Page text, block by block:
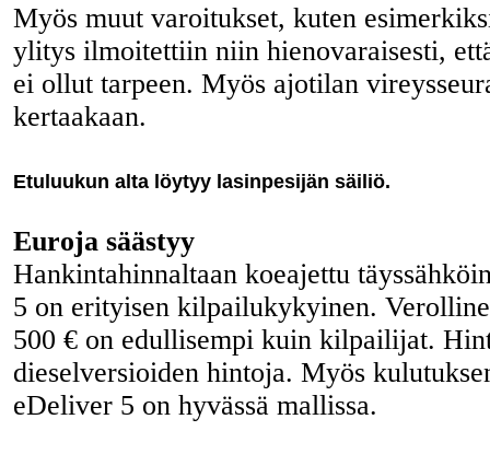
Myös muut varoitukset, kuten
ylitys ilmoitettiin niin hienovaraisesti,
ei ollut tarpeen. Myös ajotilan
kertaakaan.
Etuluukun alta löytyy lasinpesijän säiliö.
Euroja säästyy
Hankintahinnaltaan koeajettu
5 on erityisen kilpailukykyinen.
500 € on edullisempi kuin kilpailijat.
dieselversioiden hintoja. Myös
eDeliver 5 on hyvässä mallissa.